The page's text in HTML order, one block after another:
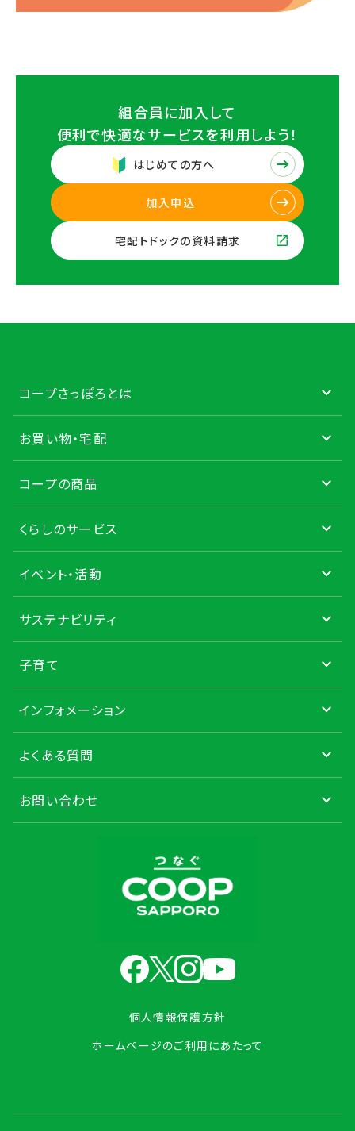
組合員に加入して
便利で快適なサービスを利用しよう！
はじめての方へ
加入申込
宅配トドックの資料請求
個人情報保護方針
ホームページのご利用にあたって
コープさっぽろとは
お買い物・宅配
コープの商品
くらしのサービス
イベント・活動
サステナビリティ
子育て
インフォメーション
よくある質問
お問い合わせ